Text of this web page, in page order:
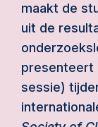
maakt de
uit de
presenteert
sessie)